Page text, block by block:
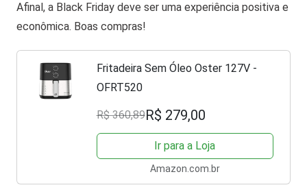
Afinal, a Black Friday deve ser uma experiência positiva e
econômica. Boas compras!
Fritadeira Sem Óleo Oster 127V -
OFRT520
R$ 360,89R$ 279,00
Ir para a Loja
Amazon.com.br